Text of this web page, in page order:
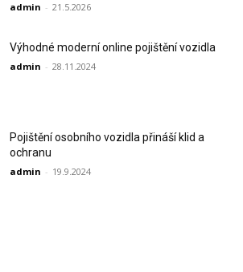
admin - 21.5.2026
Výhodné moderní online pojištění vozidla
admin - 28.11.2024
Pojištění osobního vozidla přináší klid a
ochranu
admin - 19.9.2024